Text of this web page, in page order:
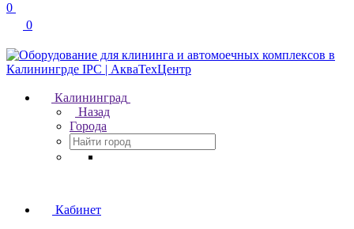
0
0
Калининград
Назад
Города
Кабинет